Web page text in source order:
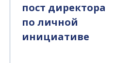
пост директора
по личной
инициативе